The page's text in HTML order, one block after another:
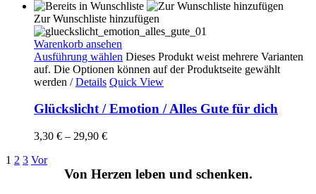
Zur Wunschliste hinzufügen
Warenkorb ansehen
Ausführung wählen Dieses Produkt weist mehrere Varianten
auf. Die Optionen können auf der Produktseite gewählt
werden / Details Quick View
Glückslicht / Emotion / Alles Gute für dich
3,30 € – 29,90 €
1 2 3 Vor
Von Herzen leben und schenken.